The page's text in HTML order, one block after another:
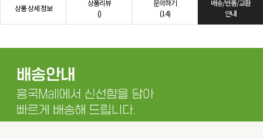
상품 상세 정보
상품리뷰
()
문의하기
(14)
배송/반품/교환
안내